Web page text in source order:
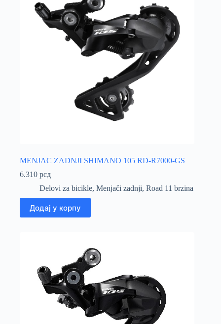
MENJAC ZADNJI SHIMANO 105 RD-R7000-GS
6.310 рсд
Delovi za bicikle, Menjači zadnji, Road 11 brzina
Додај у корпу